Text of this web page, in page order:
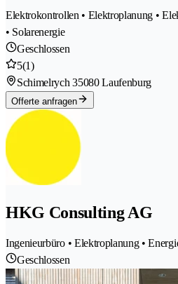
Elektrokontrollen • Elektroplanung •
• Solarenergie
Geschlossen
5(1)
Schimelrych 35080 Laufenburg
Offerte anfragen
HKG Consulting AG
Ingenieurbüro • Elektroplanung •
Geschlossen